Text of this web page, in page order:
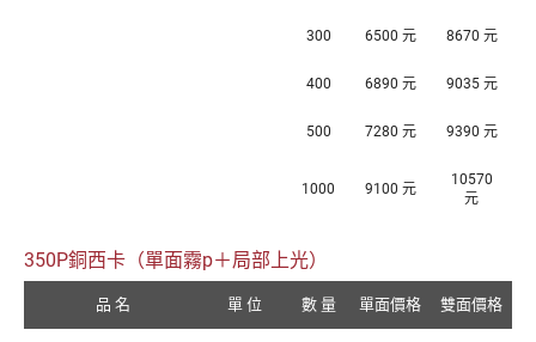
300 6500 元 8670 元
400 6890 元 9035 元
500 7280 元 9390 元
1000 9100 元
10570
元
350P銅西卡（單面霧p＋局部上光）
品 名 單 位 數 量 單面價格 雙面價格